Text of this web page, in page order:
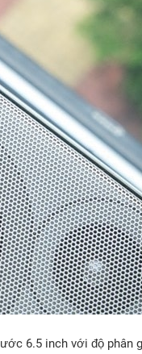
6.5 inch với độ phân